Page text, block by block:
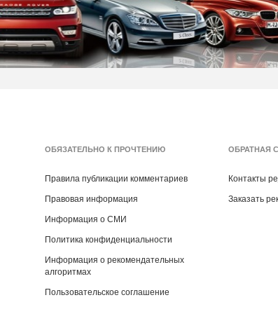
ОБЯЗАТЕЛЬНО К ПРОЧТЕНИЮ
Правила публикации комментариев
Правовая информация
Информация о СМИ
Политика конфиденциальности
Информация о рекомендательных
алгоритмах
Пользовательское соглашение
ОБРАТНАЯ
Контакты
Заказать